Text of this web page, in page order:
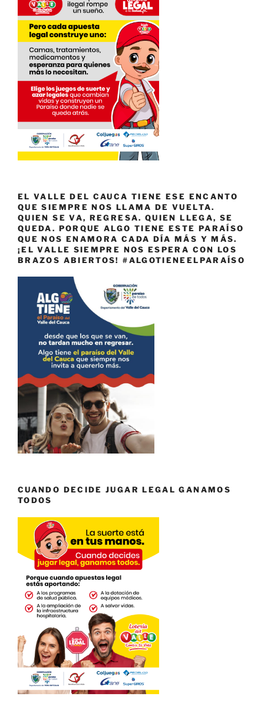
EL VALLE DEL CAUCA TIENE ESE ENCANTO
QUE SIEMPRE NOS LLAMA DE VUELTA.
QUIEN SE VA, REGRESA. QUIEN LLEGA, SE
QUEDA. PORQUE ALGO TIENE ESTE PARAÍSO
QUE NOS ENAMORA CADA DÍA MÁS Y MÁS.
¡EL VALLE SIEMPRE NOS ESPERA CON LOS
BRAZOS ABIERTOS! #ALGOTIENEELPARAÍSO
CUANDO DECIDE JUGAR LEGAL GANAMOS
TODOS